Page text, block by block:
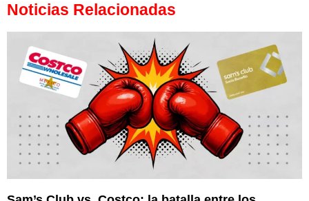
Noticias Relacionadas